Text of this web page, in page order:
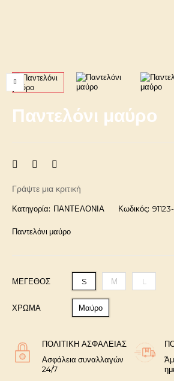
Παντελόνι μαύρο
Γράψτε μια κριτική
Κατηγορία: ΠΑΝΤΕΛΟΝΙΑ Κωδικός:
Παντελόνι μαύρο
ΜΈΓΕΘΟΣ S Μ L
ΧΡΩΜΑ Μαύρο
ΠΟΛΙΤΙΚΉ ΑΣΦΑΛΕΊΑΣ
Ασφάλεια συναλλαγών
24/7